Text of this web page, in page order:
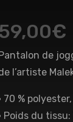
€
de
l’artiste
70 %
Poids du